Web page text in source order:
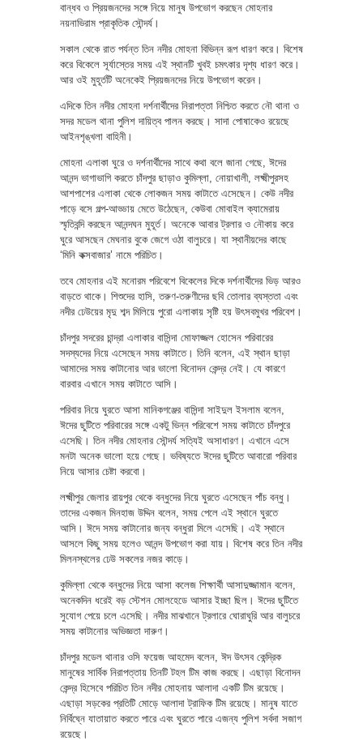
বান্ধব ও প্রিয়জনদের সঙ্গে নিয়ে মানুষ উপভোগ করছেন মোহনার
নয়নাভিরাম প্রাকৃতিক সৌন্দর্য।
সকাল থেকে রাত পর্যন্ত তিন নদীর মোহনা বিভিন্ন রূপ ধারণ করে। বিশেষ
করে বিকেলে সূর্যাস্তের সময় এই স্থানটি খুবই চমৎকার দৃশ্য ধারণ করে।
আর ওই মুহূর্তটি অনেকেই প্রিয়জনদের নিয়ে উপভোগ করেন।
এদিকে তিন নদীর মোহনা দর্শনার্থীদের নিরাপত্তা নিশ্চিত করতে নৌ থানা ও
সদর মডেল থানা পুলিশ দায়িত্ব পালন করছে। সাদা পোষাকেও রয়েছে
আইনশৃঙ্খলা বাহিনী।
মোহনা এলাকা ঘুরে ও দর্শনার্থীদের সাথে কথা বলে জানা গেছে, ঈদের
আনন্দ ভাগাভাগি করতে চাঁদপুর ছাড়াও কুমিল্লা, নোয়াখালী, লক্ষ্মীপুরসহ
আশপাশের এলাকা থেকে লোকজন সময় কাটাতে এসেছেন। কেউ নদীর
পাড়ে বসে গল্প-আড্ডায় মেতে উঠেছেন, কেউবা মোবাইল ক্যামেরায়
স্মৃতিবন্দি করছেন আনন্দঘন মুহূর্ত। অনেকে আবার ট্রলার ও নৌকায় করে
ঘুরে আসছেন মেঘনার বুকে জেগে ওঠা বালুচরে। যা স্থানীয়দের কাছে
‘মিনি কক্সবাজার’ নামে পরিচিত।
তবে মোহনার এই মনোরম পরিবেশে বিকেলের দিকে দর্শনার্থীদের ভিড় আরও
বাড়তে থাকে। শিশুদের হাসি, তরুণ-তরুণীদের ছবি তোলার ব্যস্ততা এবং
নদীর ঢেউয়ের মৃদু শব্দ মিলিয়ে পুরো এলাকায় সৃষ্টি হয় উৎসবমুখর পরিবেশ।
চাঁদপুর সদরের চান্দ্রা এলাকার বাসিন্দা মোফাজ্জল হোসেন পরিবারের
সদস্যদের নিয়ে এসেছেন সময় কাটাতে। তিনি বলেন, এই স্থান ছাড়া
আমাদের সময় কাটানোর আর ভালো বিনোদন কেন্দ্র নেই। যে কারণে
বারবার এখানে সময় কাটাতে আসি।
পরিবার নিয়ে ঘুরতে আসা মানিকগঞ্জের বাসিন্দা সাইদুল ইসলাম বলেন,
ঈদের ছুটিতে পরিবারের সঙ্গে একটু ভিন্ন পরিবেশে সময় কাটাতে চাঁদপুরে
এসেছি। তিন নদীর মোহনার সৌন্দর্য সত্যিই অসাধারণ। এখানে এসে
মনটা অনেক ভালো হয়ে গেছে। ভবিষ্যতে ঈদের ছুটিতে আবারো পরিবার
নিয়ে আসার চেষ্টা করবো।
লক্ষ্মীপুর জেলার রায়পুর থেকে বন্ধুদের নিয়ে ঘুরতে এসেছেন পাঁচ বন্ধু।
তাদের একজন মিনহাজ উদ্দিন বলেন, সময় পেলে এই স্থানে ঘুরতে
আসি। ঈদে সময় কাটানোর জন্য বন্ধুরা মিলে এসেছি। এই স্থানে
আসলে কিছু সময় হলেও আনন্দ উপভোগ করা যায়। বিশেষ করে তিন নদীর
মিলনস্থলের ঢেউ সকলের নজর কাড়ে।
কুমিল্লা থেকে বন্ধুদের নিয়ে আসা কলেজ শিক্ষার্থী আসাদুজ্জামান বলেন,
অনেকদিন ধরেই বড় স্টেশন মোলহেডে আসার ইচ্ছা ছিল। ঈদের ছুটিতে
সুযোগ পেয়ে চলে এসেছি। নদীর মাঝখানে ট্রলারে ঘোরাঘুরি আর বালুচরে
সময় কাটানোর অভিজ্ঞতা দারুণ।
চাঁদপুর মডেল থানার ওসি ফয়েজ আহমেদ বলেন, ঈদ উৎসব কেন্দ্রিক
মানুষের সার্বিক নিরাপত্তায় তিনটি টহল টিম কাজ করছে। এছাড়া বিনোদন
কেন্দ্র হিসেবে পরিচিত তিন নদীর মোহনায় আলাদা একটি টিম রয়েছে।
এছাড়া সড়কের প্রতিটি মোড়ে আলাদা ট্রাফিক টিম রয়েছে। মানুষ যাতে
নির্বিঘ্নে যাতায়াত করতে পারে এবং ঘুরতে পারে এজন্য পুলিশ সর্বদা সজাগ
রয়েছে।